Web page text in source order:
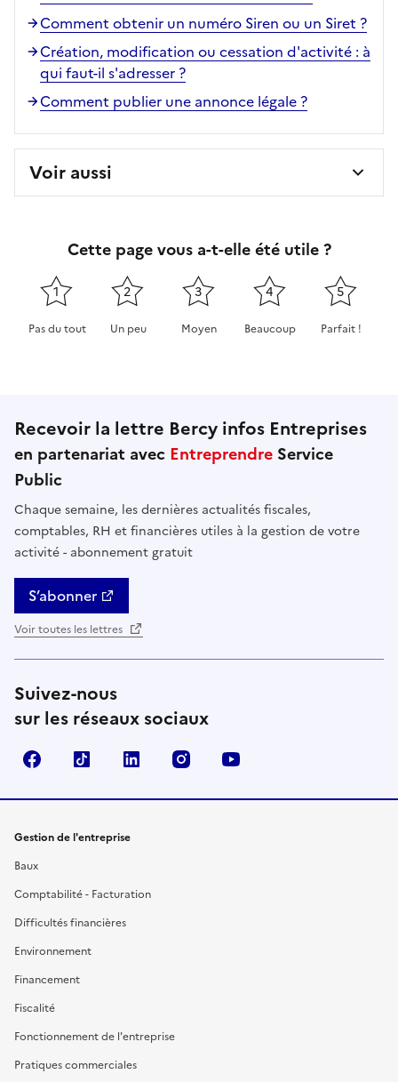
Comment obtenir un numéro Siren ou un Siret ?
Création, modification ou cessation d'activité : à
qui faut-il s'adresser ?
Comment publier une annonce légale ?
Voir aussi
Cette page vous a-t-elle été utile ?
1
Pas du tout
2
Un peu
3
Moyen
4
Beaucoup
5
Parfait !
Recevoir la lettre Bercy infos Entreprises
en partenariat avec Entreprendre Service
Public
Chaque semaine, les dernières actualités fiscales,
comptables, RH et financières utiles à la gestion de votre
activité - abonnement gratuit
S’abonner
Voir toutes les lettres
Suivez-nous
sur les réseaux sociaux
FacebookTikTok Linkedin Instagram
Gestion de l'entreprise
Baux
Comptabilité - Facturation
Difficultés financières
Environnement
Financement
Fiscalité
Fonctionnement de l'entreprise
Pratiques commerciales